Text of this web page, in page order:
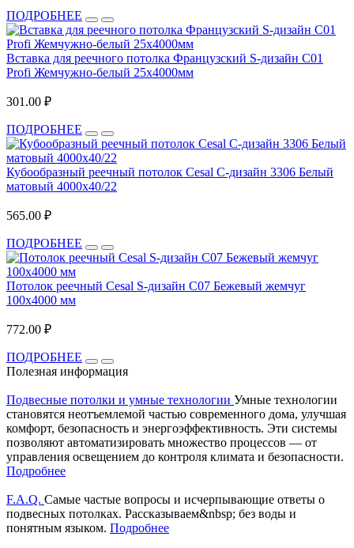
ПОДРОБНЕЕ
Вставка для реечного потолка Французский S-дизайн С01
Profi Жемчужно-белый 25х4000мм
301.00 ₽
ПОДРОБНЕЕ
Кубообразный реечный потолок Cesal C-дизайн 3306 Белый
матовый 4000х40/22
565.00 ₽
ПОДРОБНЕЕ
Потолок реечный Cesal S-дизайн C07 Бежевый жемчуг
100х4000 мм
772.00 ₽
ПОДРОБНЕЕ
Полезная информация
Подвесные потолки и умные технологии Умные технологии
становятся неотъемлемой частью современного дома, улучшая
комфорт, безопасность и энергоэффективность. Эти системы
позволяют автоматизировать множество процессов — от
управления освещением до контроля климата и безопасности.
Подробнее
F.A.Q. Самые частые вопросы и исчерпывающие ответы о
подвесных потолках. Рассказываем&nbsp; без воды и
понятным языком. Подробнее